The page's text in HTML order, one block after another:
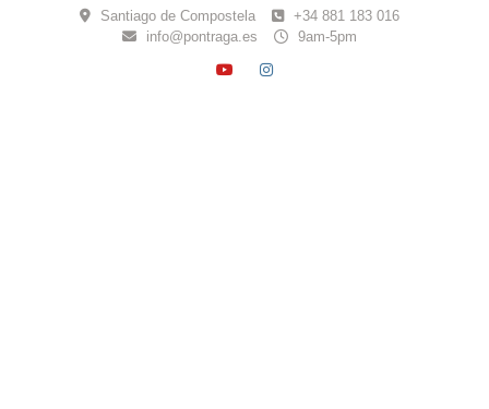
Santiago de Compostela
+34 881 183 016
info@pontraga.es
9am-5pm
YOUTUBE
INSTAGRAM